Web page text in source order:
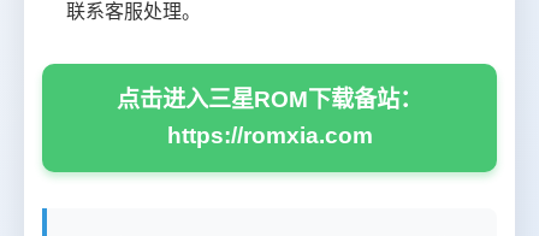
联系客服处理。
点击进入三星ROM下载备站：
https://romxia.com